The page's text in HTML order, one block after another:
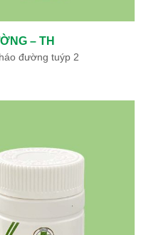
– TH
đường tuýp 2